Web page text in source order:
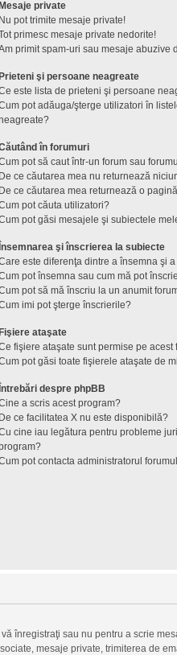
Mesaje private
Nu pot trimite mesaje private!
primesc mesaje private nedorite!
primit spam-uri sau mesaje abuzive
Prieteni şi persoane neagreate
este lista de prieteni şi persoane
pot adăuga/şterge utilizatori în
în forumuri
pot să caut într-un forum sau
De ce căutarea mea nu returnează
De ce căutarea mea returnează o
pot căuta utilizatori?
pot găsi mesajele şi subiectele
Însemnarea şi înscrierea la subiecte
este diferenţa dintre a însemna şi
pot însemna sau cum mă pot
pot să mă înscriu la un anumit
imi pot şterge înscrierile?
Fişiere ataşate
fişiere ataşate sunt permise pe acest
pot găsi toate fişierele ataşate de
Întrebări despre phpBB
a scris acest program?
De ce facilitatea X nu este disponibilă?
cine iau legătura pentru probleme
pot contacta administratorul
înregistraţi sau nu pentru a scrie
mesaje private, trimiterea de